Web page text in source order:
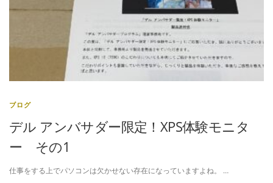
ブログ
デル アンバサダー限定！XPS体験モニタ
ー その1
仕事をする上でパソコンは欠かせない存在になっていますよね。 …